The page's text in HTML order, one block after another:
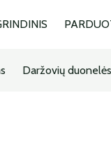
Daržovių duonelės